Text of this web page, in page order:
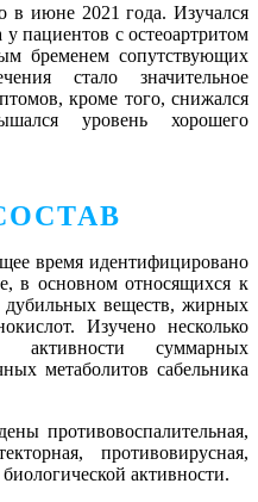
в июне 2021 года. Изучался
пациентов с остеоартритом
бременем сопутствующих
стало значительное
кроме того, снижался
уровень хорошего
время идентифицировано
в основном относящихся к
дубильных веществ, жирных
Изучено несколько
активности суммарных
метаболитов сабельника
противовоспалительная,
противовирусная,
активности.